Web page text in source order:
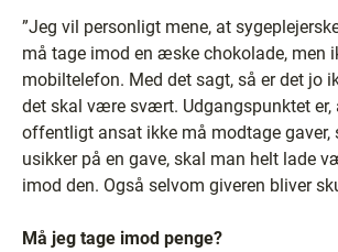
”Jeg vil personligt mene, at
må tage imod en æske chokolade, men
mobiltelefon. Med det sagt, så er det jo
det skal være svært. Udgangspunktet er,
offentligt ansat ikke må modtage gaver,
usikker på en gave, skal man helt lade
imod den. Også selvom giveren bliver
Må jeg tage imod penge?